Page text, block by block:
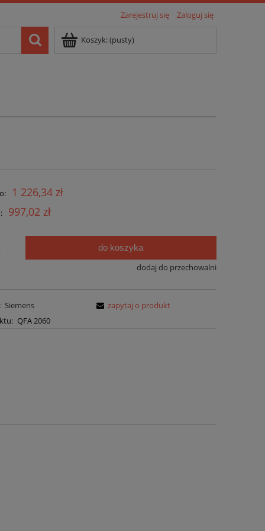
Zarejestruj się Zaloguj się
Koszyk:(pusty)
1 226,34 zł
997,02 zł
do koszyka
dodaj do przechowalni
Siemens
QFA 2060
zapytaj o produkt